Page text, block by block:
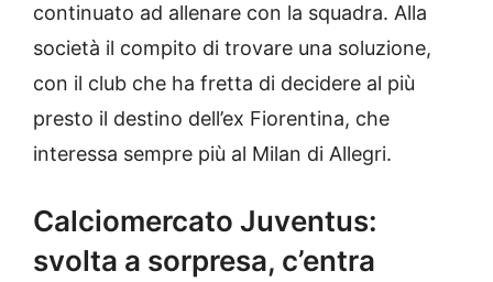
continuato ad allenare con la squadra. Alla
società il compito di trovare una soluzione,
con il club che ha fretta di decidere al più
presto il destino dell’ex Fiorentina, che
interessa sempre più al Milan di Allegri.
Calciomercato Juventus:
svolta a sorpresa, c’entra